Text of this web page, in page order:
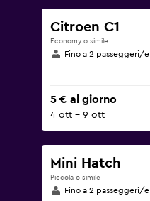
Citroen C1
Economy o simile
Fino a 2 passeggeri/e
5 € al giorno
4 ott - 9 ott
Mini Hatch
Piccola o simile
Fino a 2 passeggeri/e